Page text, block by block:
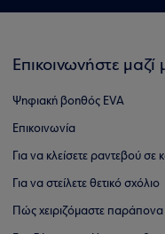
Επικοινωνήστε μαζί
Ψηφιακή βοηθός EVA
Επικοινωνία
Για να κλείσετε ραντεβού σε
Για να στείλετε θετικό σχόλιο
Πώς χειριζόμαστε παράπονα